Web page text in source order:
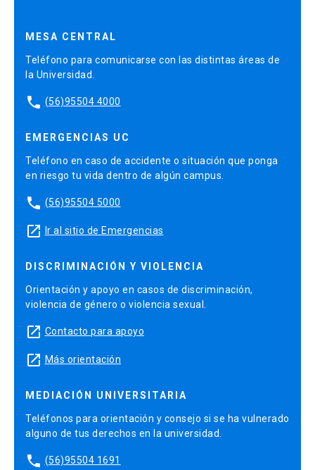
MESA CENTRAL
Teléfono para comunicarse con las distintas áreas de
la Universidad.
phone (56)95504 4000
EMERGENCIAS UC
Teléfono en caso de accidente o situación que ponga
en riesgo tu vida dentro de algún campus.
phone (56)95504 5000
launch Ir al sitio de Emergencias
DISCRIMINACIÓN Y VIOLENCIA
Orientación y apoyo en casos de discriminación,
violencia de género o violencia sexual.
launch Contacto para apoyo
launch Más orientación
MEDIACIÓN UNIVERSITARIA
Teléfonos para orientación y consejo si se ha vulnerado
alguno de tus derechos en la universidad.
phone (56)95504 1691